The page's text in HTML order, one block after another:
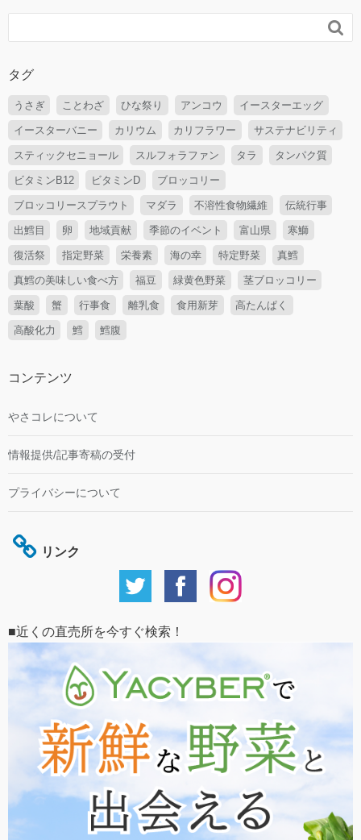

タグ
うさぎ ことわざ ひな祭り アンコウ イースターエッグ
イースターバニー カリウム カリフラワー サステナビリティ
スティックセニョール スルフォラファン タラ タンパク質
ビタミンB12 ビタミンD ブロッコリー
ブロッコリースプラウト マダラ 不溶性食物繊維 伝統行事
出鱈目 卵 地域貢献 季節のイベント 富山県 寒鰤
復活祭 指定野菜 栄養素 海の幸 特定野菜 真鱈
真鱈の美味しい食べ方 福豆 緑黄色野菜 茎ブロッコリー
葉酸 蟹 行事食 離乳食 食用新芽 高たんぱく
高酸化力 鱈 鱈腹
コンテンツ
やさコレについて
情報提供/記事寄稿の受付
プライバシーについて
リンク
■近くの直売所を今すぐ検索！